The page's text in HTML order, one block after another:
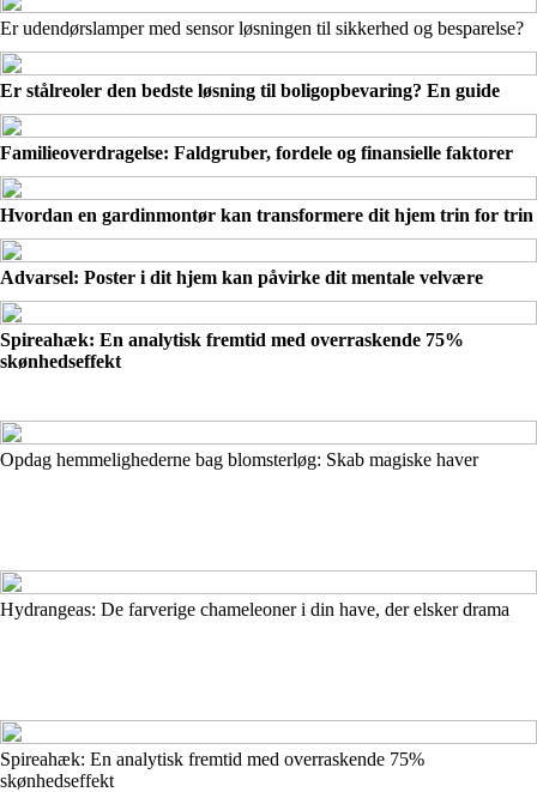
Er udendørslamper med sensor løsningen til sikkerhed og besparelse?
Er stålreoler den bedste løsning til boligopbevaring? En guide
Familieoverdragelse: Faldgruber, fordele og finansielle faktorer
Hvordan en gardinmontør kan transformere dit hjem trin for trin
Advarsel: Poster i dit hjem kan påvirke dit mentale velvære
Spireahæk: En analytisk fremtid med overraskende 75%
skønhedseffekt
Opdag hemmelighederne bag blomsterløg: Skab magiske haver
Hydrangeas: De farverige chameleoner i din have, der elsker drama
Spireahæk: En analytisk fremtid med overraskende 75%
skønhedseffekt